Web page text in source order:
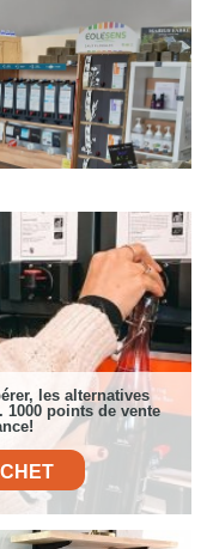
les alternatives
1000 points de vente